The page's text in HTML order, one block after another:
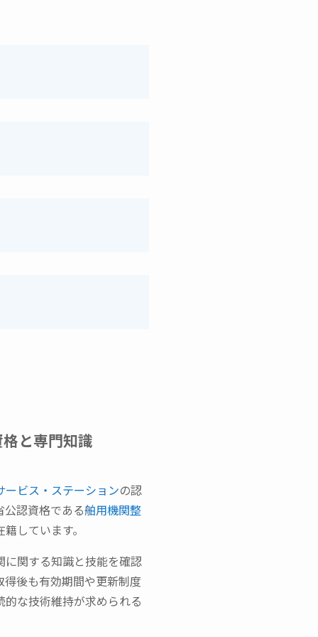
と専門知識
ービス・ステーションの認
認資格である舶用機関整
しています。
関する知識と技能を確認
後も有効期間や更新制度
な技術維持が求められる